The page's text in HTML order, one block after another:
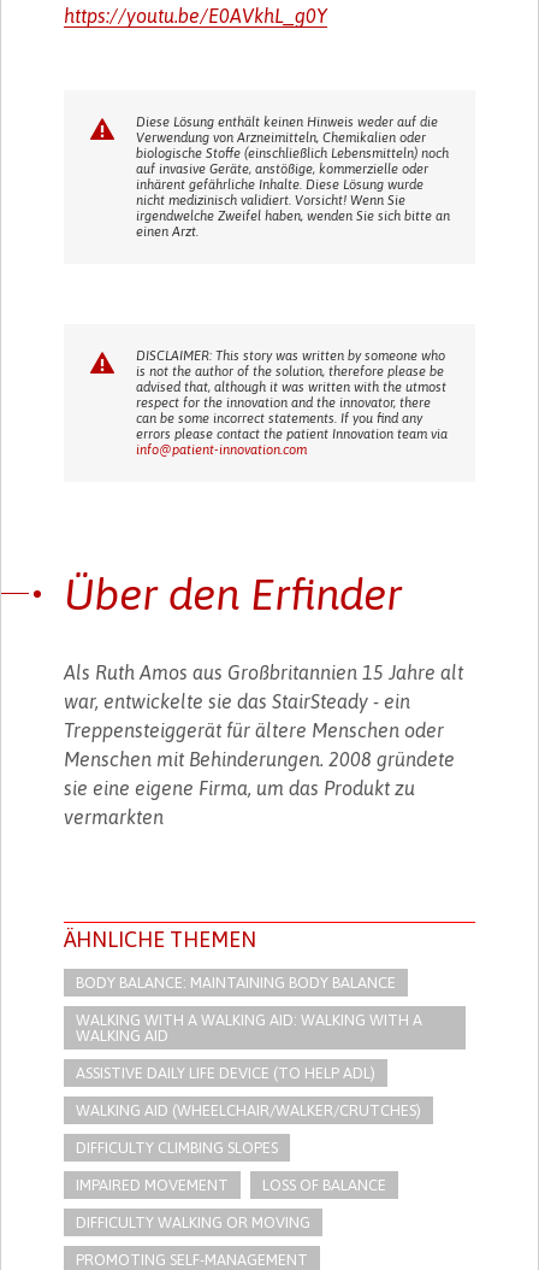
https://youtu.be/E0AVkhL_g0Y
Diese Lösung enthält keinen Hinweis weder auf die
Verwendung von Arzneimitteln, Chemikalien oder
biologische Stoffe (einschließlich Lebensmitteln) noch
auf invasive Geräte, anstößige, kommerzielle oder
inhärent gefährliche Inhalte. Diese Lösung wurde
nicht medizinisch validiert. Vorsicht! Wenn Sie
irgendwelche Zweifel haben, wenden Sie sich bitte an
einen Arzt.
DISCLAIMER: This story was written by someone who
is not the author of the solution, therefore please be
advised that, although it was written with the utmost
respect for the innovation and the innovator, there
can be some incorrect statements. If you find any
errors please contact the patient Innovation team via
info@patient-innovation.com
Über den Erfinder
Als Ruth Amos aus Großbritannien 15 Jahre alt
war, entwickelte sie das StairSteady - ein
Treppensteiggerät für ältere Menschen oder
Menschen mit Behinderungen. 2008 gründete
sie eine eigene Firma, um das Produkt zu
vermarkten
ÄHNLICHE THEMEN
BODY BALANCE: MAINTAINING BODY BALANCE
WALKING WITH A WALKING AID: WALKING WITH A
WALKING AID
ASSISTIVE DAILY LIFE DEVICE (TO HELP ADL)
WALKING AID (WHEELCHAIR/WALKER/CRUTCHES)
DIFFICULTY CLIMBING SLOPES
IMPAIRED MOVEMENT LOSS OF BALANCE
DIFFICULTY WALKING OR MOVING
PROMOTING SELF-MANAGEMENT